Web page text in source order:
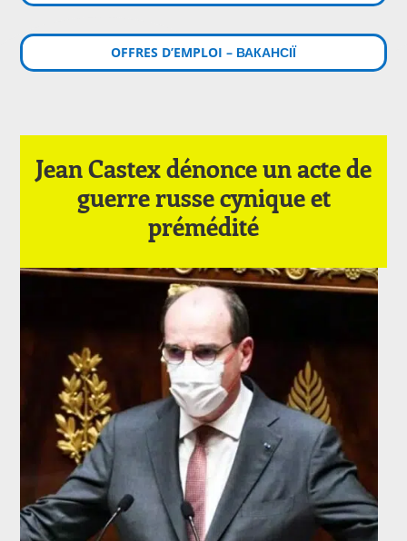
OFFRES D’EMPLOI – ВАКАНСІЇ
Jean Castex dénonce un acte de
guerre russe cynique et
prémédité